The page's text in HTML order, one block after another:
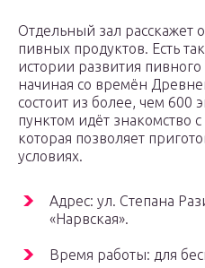
Отдельный зал расскажет
пивных продуктов. Есть
истории развития
начиная со времён
состоит из более, чем 600
пунктом идёт знакомство
которая позволяет
условиях.
Адрес: ул. Степана
«Нарвская».
Время работы: для